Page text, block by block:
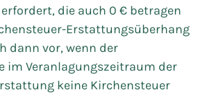
die auch 0 € betragen
Erstattungsüberhang
dann vor, wenn der
im Veranlagungszeitraum der
keine Kirchensteuer